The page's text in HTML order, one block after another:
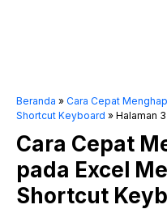
Beranda » Cara Cepat
Shortcut Keyboard » Halaman 3
Cara Cepat
pada Excel
Shortcut